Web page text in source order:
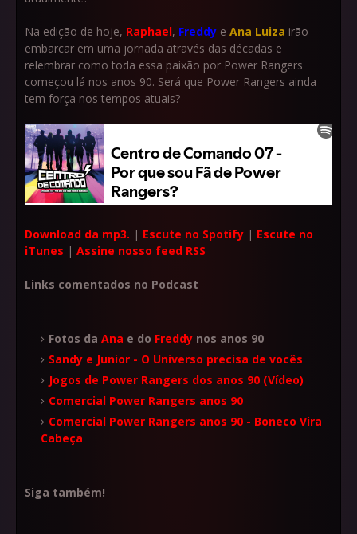
Na edição de hoje, Raphael, Freddy e Ana Luiza irão
embarcar em uma jornada através das décadas e
relembrar como toda essa paixão por Power Rangers
começou lá nos anos 90. Será que Power Rangers ainda
tem força nos tempos atuais?
Download da mp3. | Escute no Spotify | Escute no
iTunes | Assine nosso feed RSS
Links comentados no Podcast
Fotos da Ana e do Freddy nos anos 90
Sandy e Junior - O Universo precisa de vocês
Jogos de Power Rangers dos anos 90 (Vídeo)
Comercial Power Rangers anos 90
Comercial Power Rangers anos 90 - Boneco Vira
Cabeça
Siga também!